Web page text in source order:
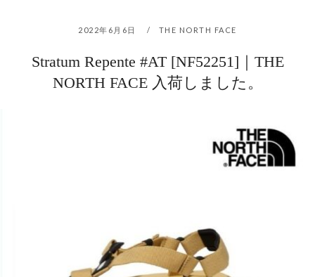
2022年6月6日 THE NORTH FACE
Stratum Repente #AT [NF52251]｜THE
NORTH FACE 入荷しました。